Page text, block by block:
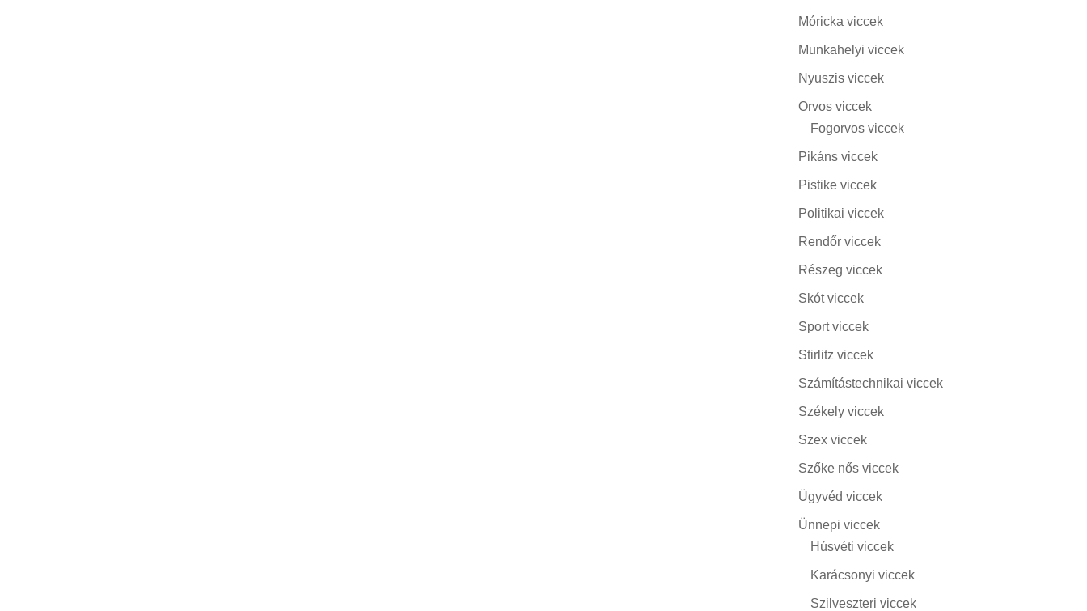
Móricka viccek
Munkahelyi viccek
Nyuszis viccek
Orvos viccek
Fogorvos viccek
Pikáns viccek
Pistike viccek
Politikai viccek
Rendőr viccek
Részeg viccek
Skót viccek
Sport viccek
Stirlitz viccek
Számítástechnikai viccek
Székely viccek
Szex viccek
Szőke nős viccek
Ügyvéd viccek
Ünnepi viccek
Húsvéti viccek
Karácsonyi viccek
Szilveszteri viccek